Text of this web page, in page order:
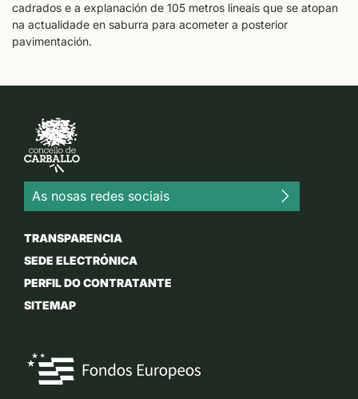
cadrados e a explanación de 105 metros lineais que se atopan
na actualidade en saburra para acometer a posterior
pavimentación.
As nosas redes sociais
TRANSPARENCIA
SEDE ELECTRÓNICA
PERFIL DO CONTRATANTE
SITEMAP